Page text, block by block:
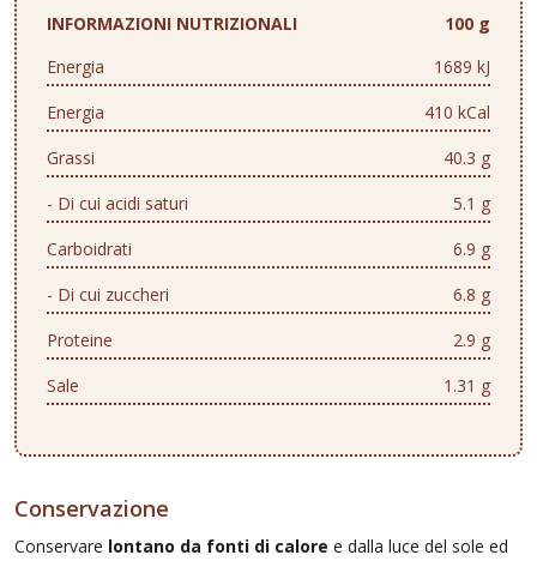
INFORMAZIONI NUTRIZIONALI
100 g
Energia
1689 kJ
Energia
410 kCal
Grassi
40.3 g
- Di cui acidi saturi
5.1 g
Carboidrati
6.9 g
- Di cui zuccheri
6.8 g
Proteine
2.9 g
Sale
1.31 g
Conservazione
Conservare lontano da fonti di calore e dalla luce del sole ed